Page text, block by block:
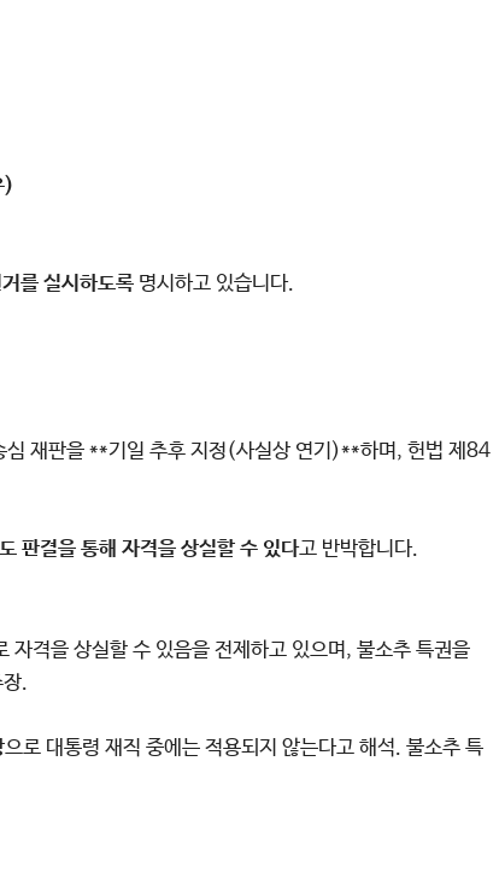
)
를 실시하도록 명시하고 있습니다.
심 재판을 **기일 추후 지정(사실상 연기)**하며, 헌법 제84
판결을 통해 자격을 상실할 수 있다고 반박합니다.
격을 상실할 수 있음을 전제하고 있으며, 불소추 특권을
.
으로 대통령 재직 중에는 적용되지 않는다고 해석. 불소추 특